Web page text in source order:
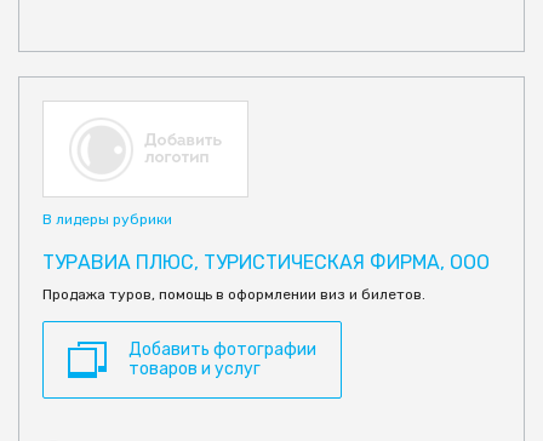
В лидеры рубрики
ТУРАВИА ПЛЮС, ТУРИСТИЧЕСКАЯ ФИРМА, ООО
Продажа туров, помощь в оформлении виз и билетов.
Добавить фотографии
товаров и услуг